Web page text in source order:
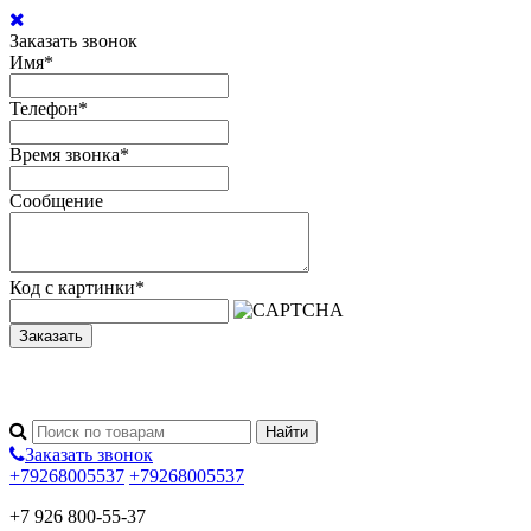
Заказать звонок
Имя*
Телефон*
Время звонка*
Сообщение
Код с картинки*
Заказать
Заказать звонок
+79268005537 +79268005537
+7 926 800-55-37